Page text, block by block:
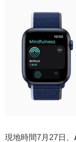
現地時間7月27日、